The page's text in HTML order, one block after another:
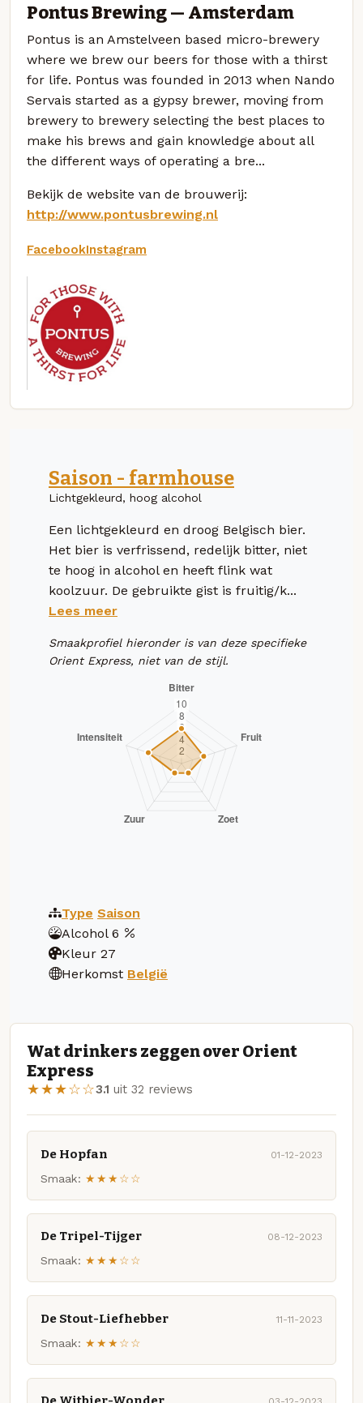
Pontus Brewing — Amsterdam
Pontus is an Amstelveen based micro-brewery
where we brew our beers for those with a thirst
for life. Pontus was founded in 2013 when Nando
Servais started as a gypsy brewer, moving from
brewery to brewery selecting the best places to
make his brews and gain knowledge about all
the different ways of operating a bre...
Bekijk de website van de brouwerij:
http://www.pontusbrewing.nl
FacebookInstagram
Saison - farmhouse
Lichtgekleurd, hoog alcohol
Een lichtgekleurd en droog Belgisch bier.
Het bier is verfrissend, redelijk bitter, niet
te hoog in alcohol en heeft flink wat
koolzuur. De gebruikte gist is fruitig/k...
Lees meer
Smaakprofiel hieronder is van deze specifieke
Orient Express, niet van de stijl.
Type Saison
Alcohol 6
Kleur 27
Herkomst België
Wat drinkers zeggen over Orient
Express
★★★☆☆3.1 uit 32 reviews
De Hopfan 01-12-2023
Smaak: ★★★☆☆
De Tripel-Tijger 08-12-2023
Smaak: ★★★☆☆
De Stout-Liefhebber 11-11-2023
Smaak: ★★★☆☆